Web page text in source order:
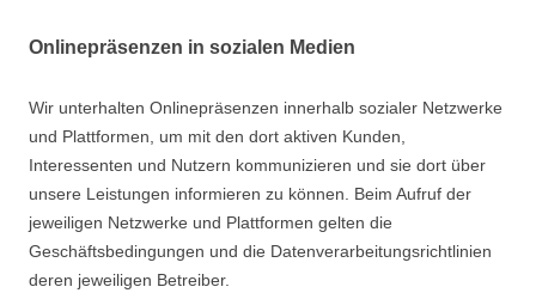
Onlinepräsenzen in sozialen Medien
Wir unterhalten Onlinepräsenzen innerhalb sozialer Netzwerke
und Plattformen, um mit den dort aktiven Kunden,
Interessenten und Nutzern kommunizieren und sie dort über
unsere Leistungen informieren zu können. Beim Aufruf der
jeweiligen Netzwerke und Plattformen gelten die
Geschäftsbedingungen und die Datenverarbeitungsrichtlinien
deren jeweiligen Betreiber.